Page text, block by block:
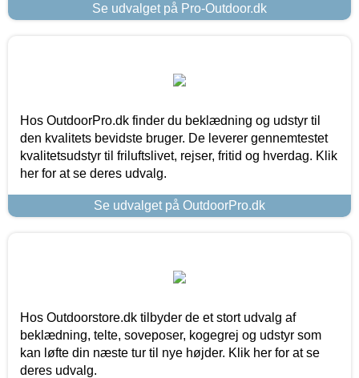
Se udvalget på Pro-Outdoor.dk
Hos OutdoorPro.dk finder du beklædning og udstyr til
den kvalitets bevidste bruger. De leverer gennemtestet
kvalitetsudstyr til friluftslivet, rejser, fritid og hverdag. Klik
her for at se deres udvalg.
Se udvalget på OutdoorPro.dk
Hos Outdoorstore.dk tilbyder de et stort udvalg af
beklædning, telte, soveposer, kogegrej og udstyr som
kan løfte din næste tur til nye højder. Klik her for at se
deres udvalg.